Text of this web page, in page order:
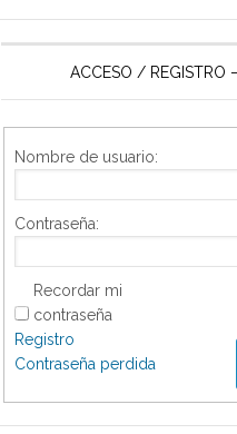
ACCESO / REGISTRO
Nombre de usuario:
Contraseña:
Recordar mi
contraseña
Registro
Contraseña perdida